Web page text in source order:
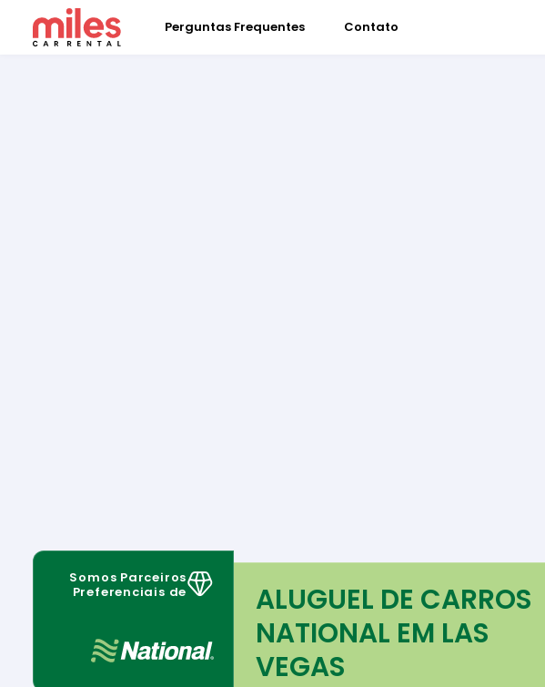
Perguntas Frequentes Contato
Somos Parceiros
Preferenciais de
ALUGUEL DE CARROS
NATIONAL EM LAS
VEGAS